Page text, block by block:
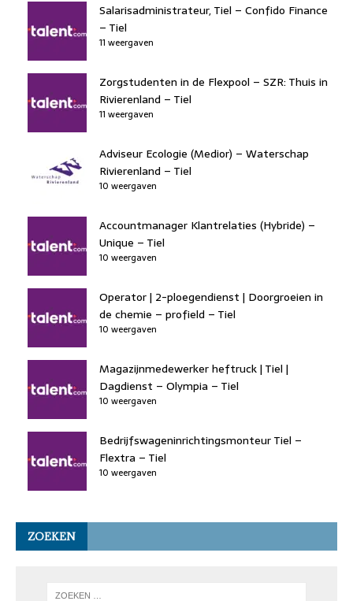
Salarisadministrateur, Tiel – Confido Finance
– Tiel
11 weergaven
Zorgstudenten in de Flexpool – SZR: Thuis in
Rivierenland – Tiel
11 weergaven
Adviseur Ecologie (Medior) – Waterschap
Rivierenland – Tiel
10 weergaven
Accountmanager Klantrelaties (Hybride) –
Unique – Tiel
10 weergaven
Operator | 2-ploegendienst | Doorgroeien in
de chemie – profield – Tiel
10 weergaven
Magazijnmedewerker heftruck | Tiel |
Dagdienst – Olympia – Tiel
10 weergaven
Bedrijfswageninrichtingsmonteur Tiel –
Flextra – Tiel
10 weergaven
ZOEKEN